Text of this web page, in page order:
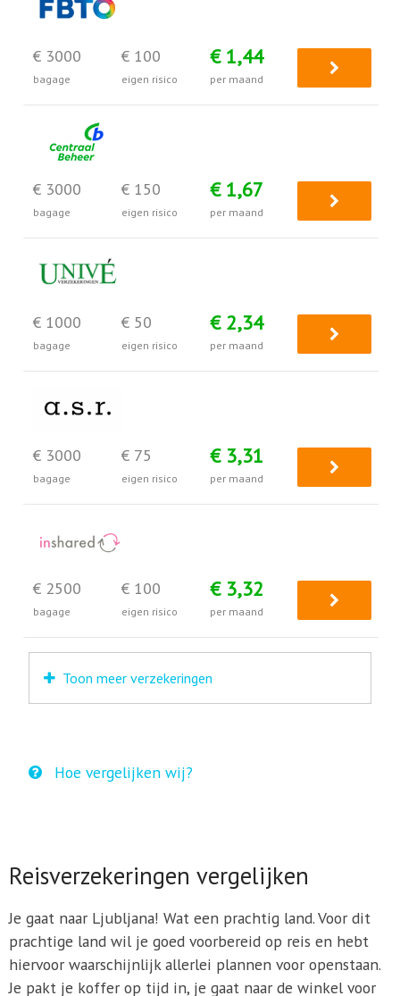
€ 3000
bagage
€ 100
eigen risico
€ 1,44
per maand
€ 3000
bagage
€ 150
eigen risico
€ 1,67
per maand
€ 1000
bagage
€ 50
eigen risico
€ 2,34
per maand
€ 3000
bagage
€ 75
eigen risico
€ 3,31
per maand
€ 2500
bagage
€ 100
eigen risico
€ 3,32
per maand
Toon meer verzekeringen
Hoe vergelijken wij?
Reisverzekeringen vergelijken
Je gaat naar Ljubljana! Wat een prachtig land. Voor dit
prachtige land wil je goed voorbereid op reis en hebt
hiervoor waarschijnlijk allerlei plannen voor openstaan.
Je pakt je koffer op tijd in, je gaat naar de winkel voor